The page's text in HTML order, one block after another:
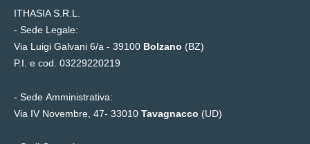
ITHASIA S.R.L.
- Sede Legale:
Via Luigi Galvani 6/a - 39100 Bolzano (BZ)
P.I. e cod. 03229220219
- Sede Amministrativa:
Via IV Novembre, 47- 33010 Tavagnacco (UD)